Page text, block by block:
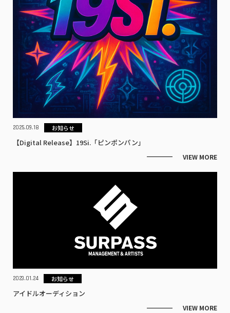
2025.09.18 お知らせ
【Digital Release】19Si.「ピンポンパン」
VIEW MORE
2023.01.24 お知らせ
アイドルオーディション
VIEW MORE